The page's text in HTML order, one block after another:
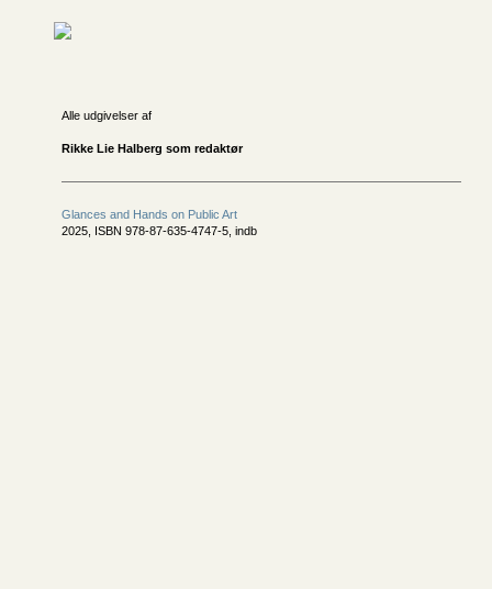
Alle udgivelser af
Rikke Lie Halberg som redaktør
Glances and Hands on Public Art
2025, ISBN 978-87-635-4747-5, indb